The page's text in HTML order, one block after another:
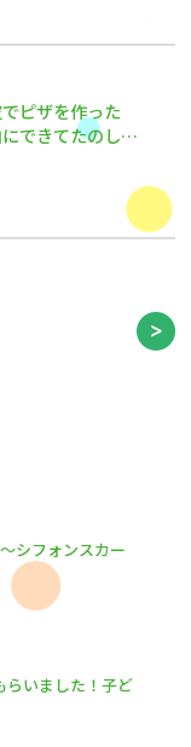
ピザを作った
できてたのし
Next
シフォンスカー
らいました！子ど